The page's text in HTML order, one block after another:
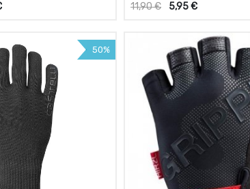
11,90€ 5,95€
50%